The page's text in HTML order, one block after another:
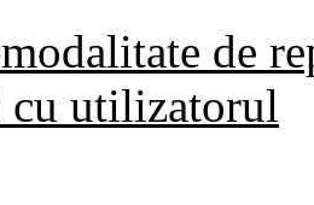
de
cu utilizatorul